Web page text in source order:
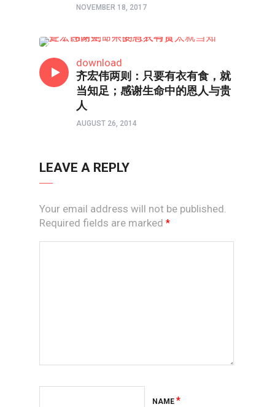
NOVEMBER 18, 2017
download
齐宏伟两则：只要有衣有食，就
当知足；感谢生命中的恩人与贵
人
AUGUST 26, 2014
LEAVE A REPLY
Your email address will not be published.
Required fields are marked *
NAME *